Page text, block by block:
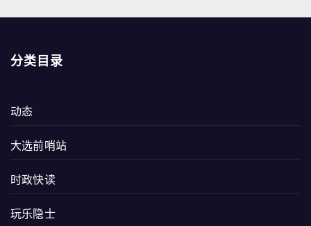
分类目录
动态
大选前哨站
时政快读
玩乐隐士